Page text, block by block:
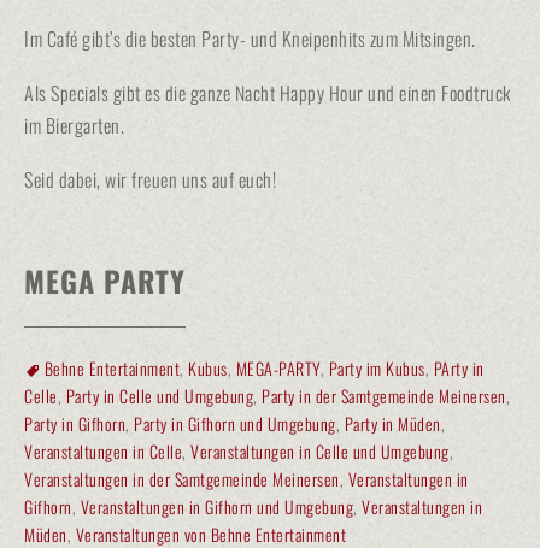
Im Café gibt’s die besten Party- und Kneipenhits zum Mitsingen.
Als Specials gibt es die ganze Nacht Happy Hour und einen Foodtruck
im Biergarten.
Seid dabei, wir freuen uns auf euch!
MEGA PARTY
Behne Entertainment, Kubus, MEGA-PARTY, Party im Kubus, PArty in
Celle, Party in Celle und Umgebung, Party in der Samtgemeinde Meinersen,
Party in Gifhorn, Party in Gifhorn und Umgebung, Party in Müden,
Veranstaltungen in Celle, Veranstaltungen in Celle und Umgebung,
Veranstaltungen in der Samtgemeinde Meinersen, Veranstaltungen in
Gifhorn, Veranstaltungen in Gifhorn und Umgebung, Veranstaltungen in
Müden, Veranstaltungen von Behne Entertainment